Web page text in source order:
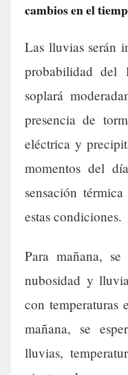
cambios en el
Las lluvias serán
probabilidad del
soplará
presencia de
eléctrica y
momentos del
sensación
estas condiciones.
Para mañana,
nubosidad y
con temperaturas
mañana, se
lluvias,